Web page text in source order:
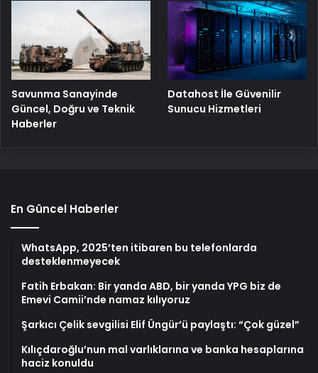
Savunma Sanayinde
Güncel, Doğru ve Teknik
Haberler
Datahost İle Güvenilir
Sunucu Hizmetleri
En Güncel Haberler
WhatsApp, 2025’ten itibaren bu telefonlarda
desteklenmeyecek
Fatih Erbakan: Bir yanda ABD, bir yanda YPG biz de
Emevi Camii’nde namaz kılıyoruz
Şarkıcı Çelik sevgilisi Elif Üngür’ü paylaştı: “Çok güzel”
Kılıçdaroğlu’nun mal varlıklarına ve banka hesaplarına
haciz konuldu